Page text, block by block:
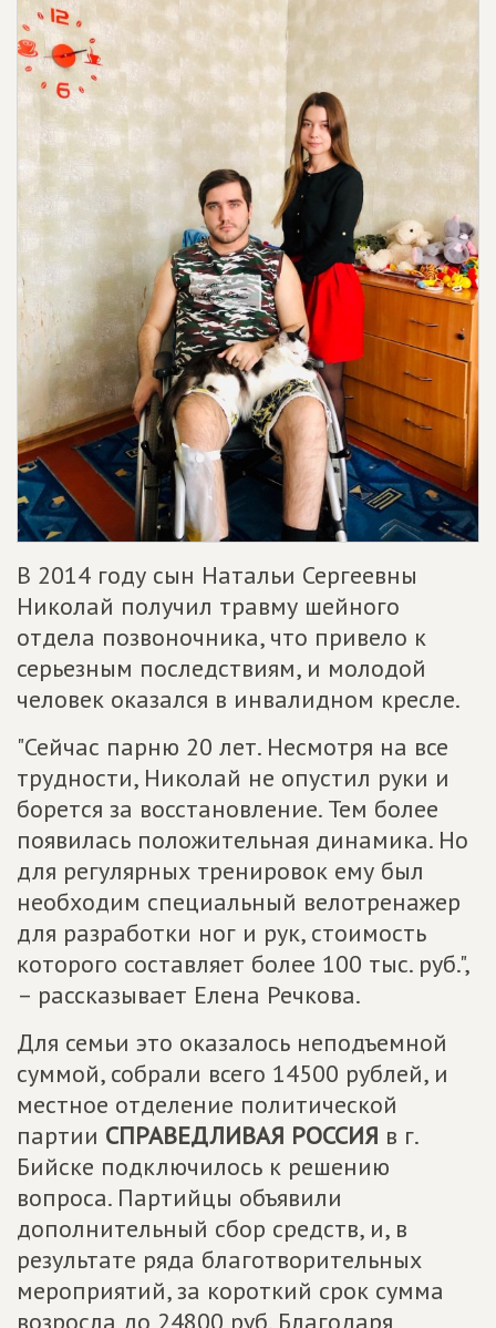
В 2014 году сын Натальи Сергеевны
Николай получил травму шейного
отдела позвоночника, что привело к
серьезным последствиям, и молодой
человек оказался в инвалидном кресле.
"Сейчас парню 20 лет. Несмотря на все
трудности, Николай не опустил руки и
борется за восстановление. Тем более
появилась положительная динамика. Но
для регулярных тренировок ему был
необходим специальный велотренажер
для разработки ног и рук, стоимость
которого составляет более 100 тыс. руб.",
– рассказывает Елена Речкова.
Для семьи это оказалось неподъемной
суммой, собрали всего 14500 рублей, и
местное отделение политической
партии СПРАВЕДЛИВАЯ РОССИЯ в г.
Бийске подключилось к решению
вопроса. Партийцы объявили
дополнительный сбор средств, и, в
результате ряда благотворительных
мероприятий, за короткий срок сумма
возросла до 24800 руб. Благодаря